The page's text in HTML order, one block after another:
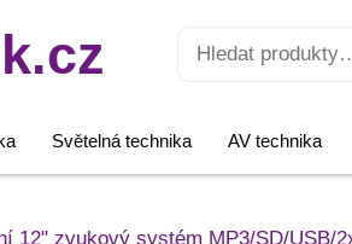
Světelná technika AV technika